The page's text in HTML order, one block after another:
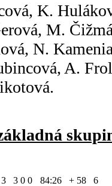
K.
M.
N.
A.
3 3 0 0 84:26 + 58
6